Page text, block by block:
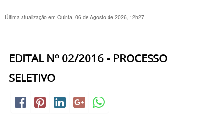
Última atualização em Quinta, 06 de Agosto de 2026, 12h27
EDITAL Nº 02/2016 - PROCESSO
SELETIVO